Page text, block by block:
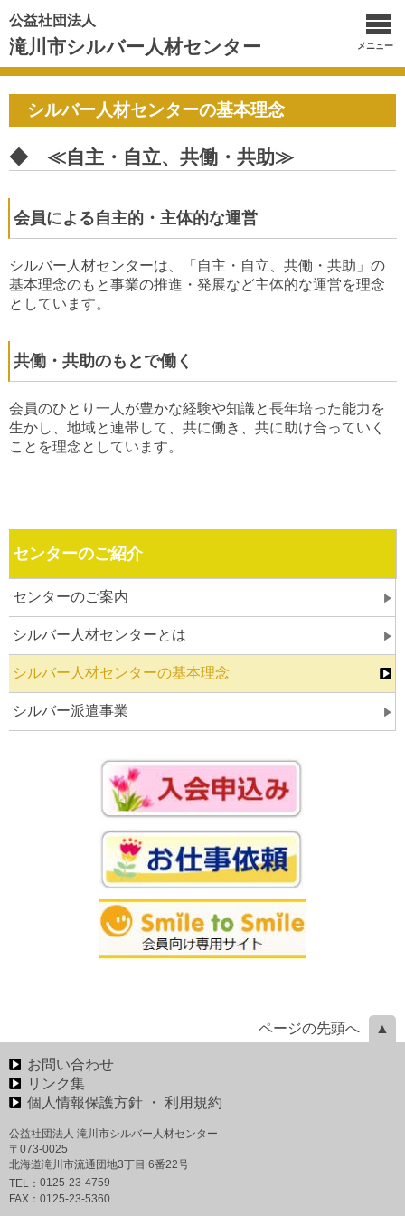
公益社団法人
滝川市シルバー人材センター メニュー
シルバー人材センターの基本理念
◆ ≪自主・自立、共働・共助≫
会員による自主的・主体的な運営
シルバー人材センターは、「自主・自立、共働・共助」の
基本理念のもと事業の推進・発展など主体的な運営を理念
としています。
共働・共助のもとで働く
会員のひとり一人が豊かな経験や知識と長年培った能力を
生かし、地域と連帯して、共に働き、共に助け合っていく
ことを理念としています。
センターのご紹介
センターのご案内
シルバー人材センターとは
シルバー人材センターの基本理念
シルバー派遣事業
ページの先頭へ
お問い合わせ
リンク集
個人情報保護方針 ・ 利用規約
公益社団法人 滝川市シルバー人材センター
〒073-0025
北海道滝川市流通団地3丁目 6番22号
TEL： 0125-23-4759
FAX： 0125-23-5360